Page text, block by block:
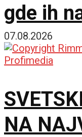
gde ih
07.08.2026
NA